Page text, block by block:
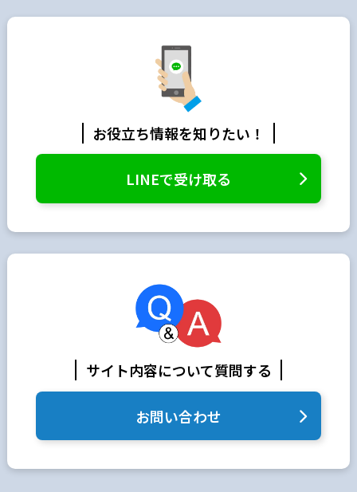
お役立ち情報を知りたい！
LINEで受け取る
サイト内容について質問する
お問い合わせ